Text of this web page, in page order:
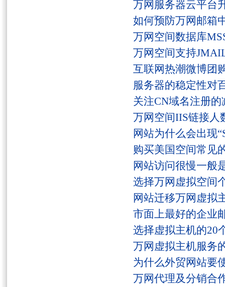
万网服务器云平台
如何预防万网邮箱
万网空间数据库
万网空间支持
互联网热潮微博团
服务器的稳定性对
关注CN域名注册
万网空间IIS链接人
网站为什么会出现
购买美国空间常见
网站访问很慢一般
选择万网虚拟空间
网站迁移万网虚拟
市面上最好的企业
选择虚拟主机的20
万网虚拟主机服务
为什么外贸网站要
万网代理及分销合